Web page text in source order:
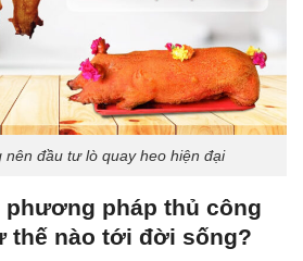
nên đầu tư lò quay heo hiện đại
phương pháp thủ công
thế nào tới đời sống?